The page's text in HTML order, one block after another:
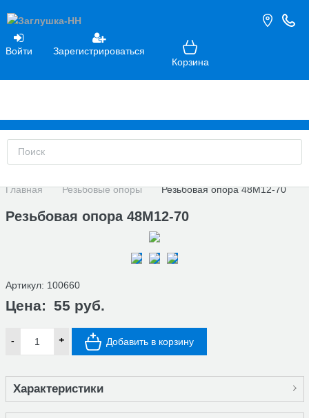
Войти
Зарегистрироваться
Корзина
Главная Резьбовые опоры Резьбовая опора 48М12-70
Резьбовая опора 48М12-70
Артикул: 100660
Цена: 55 руб.
- + Добавить в корзину
Характеристики